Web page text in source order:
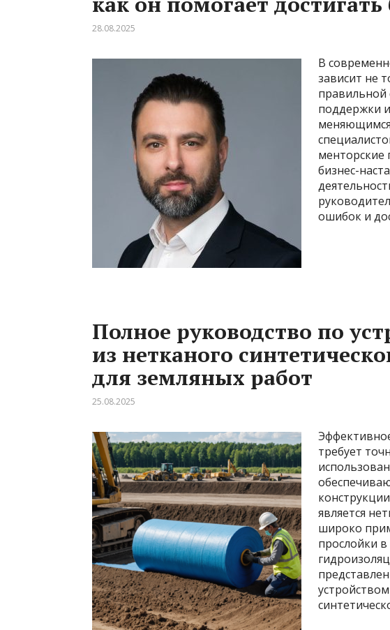
28.08.2025
В
зависит не
правильной
поддержки
менторские
бизнес-
ошибок и
Полное руководство по
из нетканого
для земляных работ
25.08.2025
требует
является
широко
прослойки